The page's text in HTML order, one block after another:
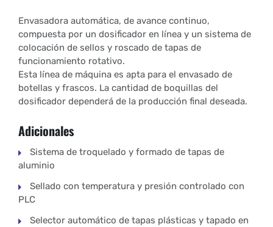
Envasadora automática, de avance continuo,
compuesta por un dosificador en línea y un sistema de
colocación de sellos y roscado de tapas de
funcionamiento rotativo.
Esta línea de máquina es apta para el envasado de
botellas y frascos. La cantidad de boquillas del
dosificador dependerá de la producción final deseada.
Adicionales
Sistema de troquelado y formado de tapas de
aluminio
Sellado con temperatura y presión controlado con
PLC
Selector automático de tapas plásticas y tapado en